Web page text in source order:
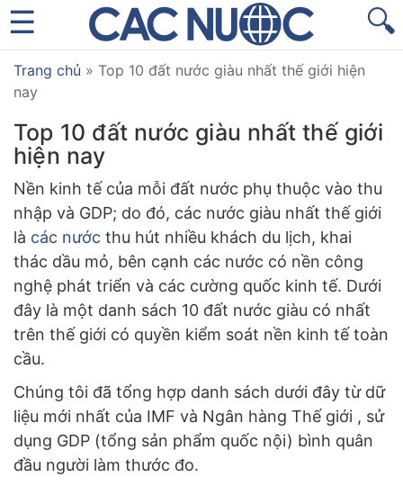
🔍
Trang chủ » Top 10 đất nước giàu nhất thế giới hiện
nay
Top 10 đất nước giàu nhất thế giới
hiện nay
Nền kinh tế của mỗi đất nước phụ thuộc vào thu
nhập và GDP; do đó, các nước giàu nhất thế giới
là các nước thu hút nhiều khách du lịch, khai
thác dầu mỏ, bên cạnh các nước có nền công
nghệ phát triển và các cường quốc kinh tế. Dưới
đây là một danh sách 10 đất nước giàu có nhất
trên thế giới có quyền kiểm soát nền kinh tế toàn
cầu.
Chúng tôi đã tổng hợp danh sách dưới đây từ dữ
liệu mới nhất của IMF và Ngân hàng Thế giới , sử
dụng GDP (tổng sản phẩm quốc nội) bình quân
đầu người làm thước đo.